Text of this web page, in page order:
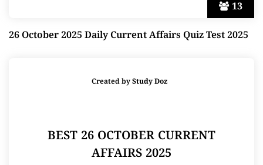
13
26 October 2025 Daily Current Affairs Quiz Test 2025
Created byStudy Doz
BEST 26 OCTOBER CURRENT
AFFAIRS 2025